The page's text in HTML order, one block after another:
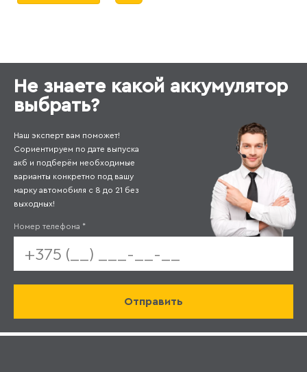
Не знаете какой аккумулятор
выбрать?
Наш эксперт вам поможет!
Сориентируем по дате выпуска
акб и подберём необходимые
варианты конкретно под вашу
марку автомобиля с 8 до 21 без
выходных!
Номер телефона *